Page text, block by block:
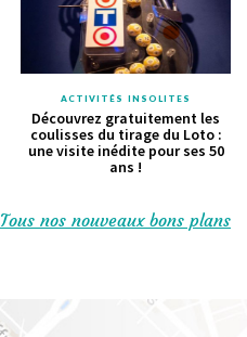
ACTIVITÉS INSOLITES
Découvrez gratuitement les
coulisses du tirage du Loto :
une visite inédite pour ses 50
ans !
Tous nos nouveaux bons plans